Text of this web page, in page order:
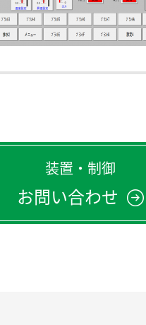
装置・制御
お問い合わせ